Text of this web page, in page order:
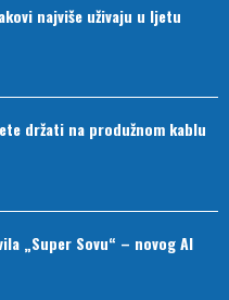
najviše uživaju u ljetu
držati na produžnom kablu
„Super Sovu“ – novog AI